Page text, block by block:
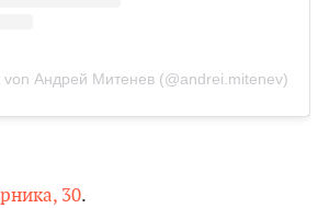
von Андрей Митенев (@andrei.mitenev)
30.